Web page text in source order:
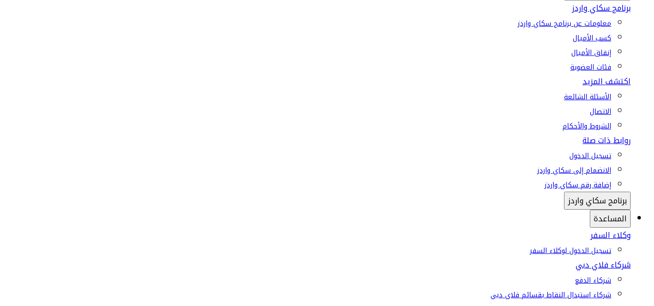
برنامج سكاي واردز
معلومات عن برنامج سكاي واردز
كسب الأميال
إنفاق الأميال
فئات العضوية
اكتشف المزيد
الأسئلة الشائعة
الاتصال
الشروط والأحكام
روابط ذات صلة
تسجيل الدخول
الانضمام إلى سكاي واردز
إضافة رقم سكاي واردز
برنامج سكاي واردز
المساعدة
وكلاء السفر
تسجيل الدخول لوكلاء السفر
شركاء فلاي دبي
شركاء الدفع
شركاء استبدال النقاط بقسائم فلاي دبي